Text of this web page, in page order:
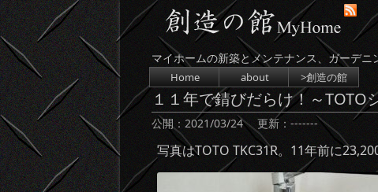
マイホームの新築とメンテナンス、ガーデ
コンテンツへスキップ
Home about >創造の館
１１年で錆びだらけ！～TOTO
公開： 2021/03/24更新： -------
写真はTOTO TKC31R。11年前に